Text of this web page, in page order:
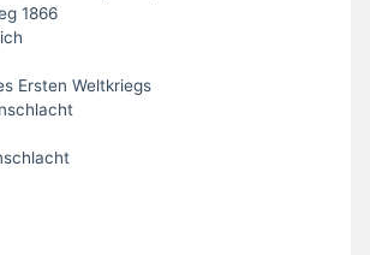
1866
Ersten Weltkriegs